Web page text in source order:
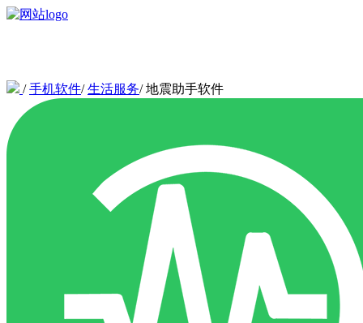
/手机软件/生活服务/地震助手软件